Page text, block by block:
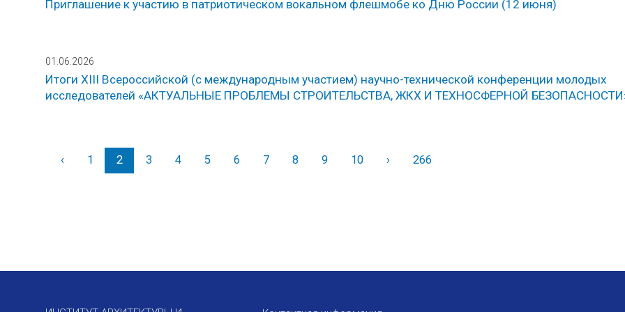
Приглашение к участию в патриотическом вокальном флешмобе ко Дню России (12 июня)
01.06.2026
Итоги XIII Всероссийской (с международным участием) научно-технической конференции молодых
исследователей «АКТУАЛЬНЫЕ ПРОБЛЕМЫ СТРОИТЕЛЬСТВА, ЖКХ И ТЕХНОСФЕРНОЙ
‹Назад
1 2 3 4 5 6 7 8 9 10 ›Вперед
266